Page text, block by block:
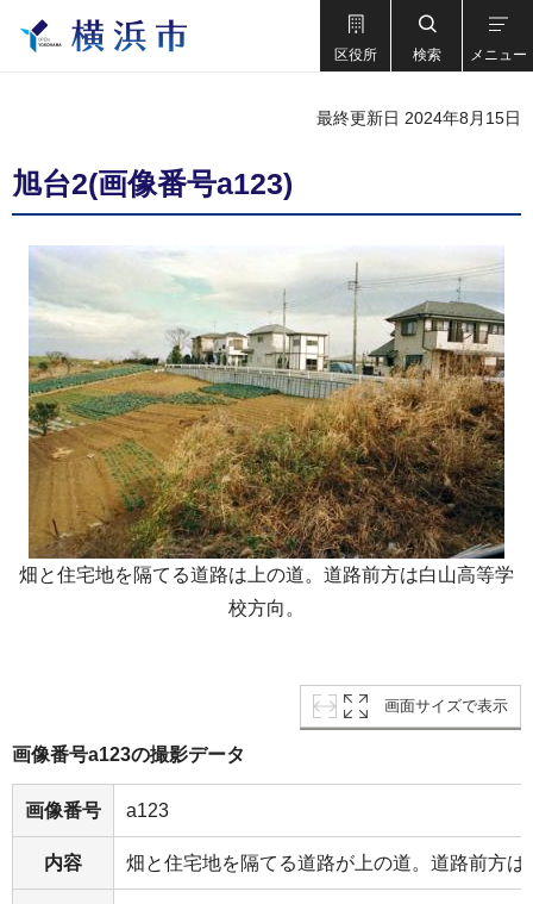
区役所 検索 メニュー
最終更新日 2024年8月15日
旭台2(画像番号a123)
畑と住宅地を隔てる道路は上の道。道路前方は白山高等学
校方向。
画面サイズで表示
画像番号a123の撮影データ
画像番号 a123
内容 畑と住宅地を隔てる道路が上の道。道路前方